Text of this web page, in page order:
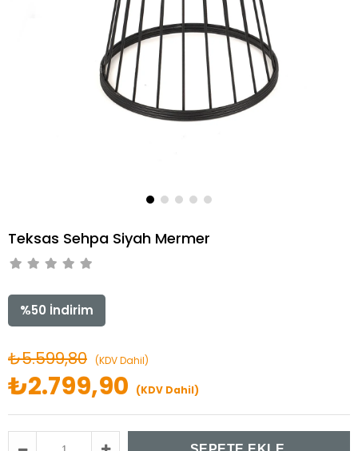
Teksas Sehpa Siyah Mermer
%50 İndirim
₺5.599,80 (KDV Dahil)
₺2.799,90 (KDV Dahil)